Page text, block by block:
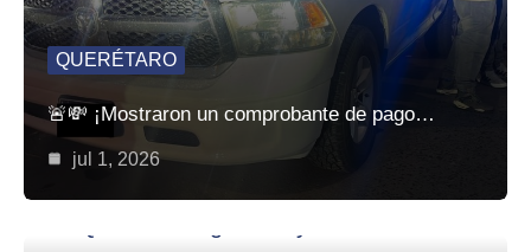
QUERÉTARO
🚨💸 ¡Mostraron un comprobante de pago…
jul 1, 2026